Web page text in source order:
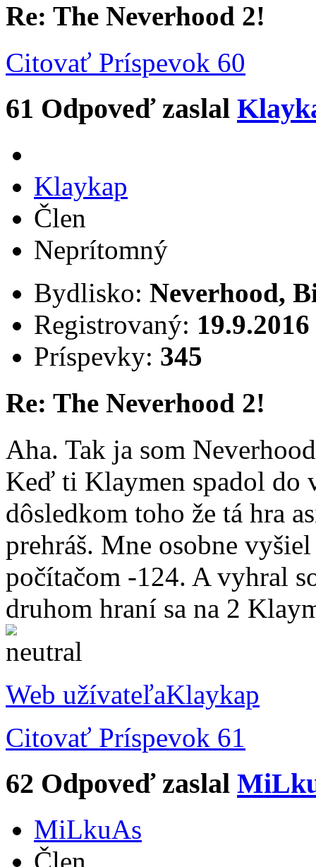
Re: The Neverhood 2!
Citovať Príspevok 60
61 Odpoveď zaslal
Klaykap
Člen
Neprítomný
Bydlisko: Neverhood,
Registrovaný: 19.9.2016
Príspevky: 345
Re: The Neverhood 2!
Aha. Tak ja som
Keď ti Klaymen spadol do
dôsledkom toho že tá hra
prehráš. Mne osobne
počítačom -124. A vyhral
druhom hraní sa na 2
Web užívateľaKlaykap
Citovať Príspevok 61
62 Odpoveď zaslal
MiLkuAs
Člen